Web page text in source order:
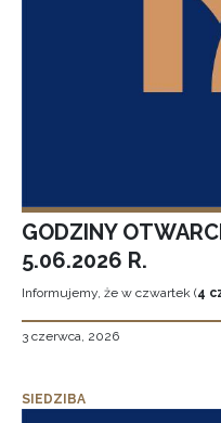
GODZINY
5.06.2026 R.
Informujemy, że w czwartek (4
3 czerwca, 2026
SIEDZIBA